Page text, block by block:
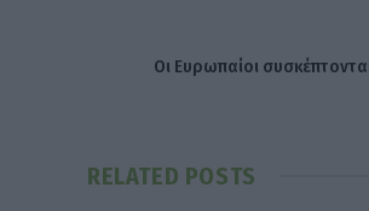
Οι Ευρωπαίοι
RELATED POSTS